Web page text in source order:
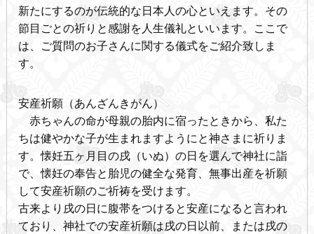
新たにするのが伝統的な日本人の心といえます。その
節目ごとの祈りと感謝を人生儀礼といいます。ここで
は、ご質問のお子さんに関する儀式をご紹介致しま
す。
安産祈願（あんざんきがん）
赤ちゃんの命が母親の胎内に宿ったときから、私た
ちは健やかな子が生まれますようにと神さまに祈りま
す。懐妊五ヶ月目の戌（いぬ）の日を選んで神社に詣
で、懐妊の奉告と胎児の健全な発育、無事出産を祈願
して安産祈願のご祈祷を受けます。
古来より戌の日に腹帯をつけると安産になると言われ
ており、神社での安産祈願は戌の日以前、または戌の